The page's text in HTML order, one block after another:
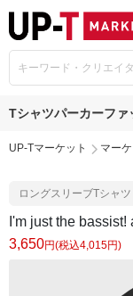
Tシャツパーカーファ
UP-Tマーケット マー
ロングスリーブTシャツ
I'm just the
3,650円(税込4,015円)